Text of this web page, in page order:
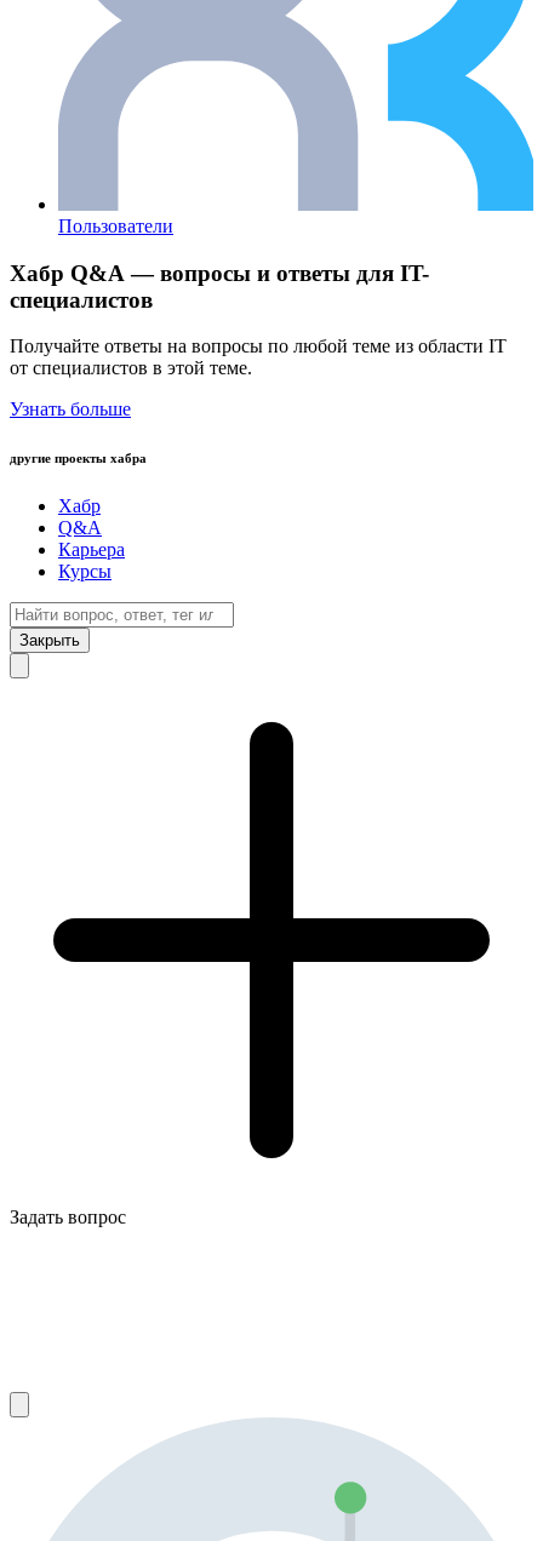
Пользователи
Хабр Q&A — вопросы и ответы для IT-
специалистов
Получайте ответы на вопросы по любой теме из области IT
от специалистов в этой теме.
Узнать больше
другие проекты хабра
Хабр
Q&A
Карьера
Курсы
Закрыть
Задать вопрос